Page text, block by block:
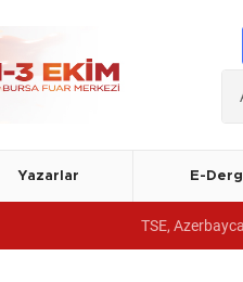
Yazarlar E-
TSE, Azerbaycan